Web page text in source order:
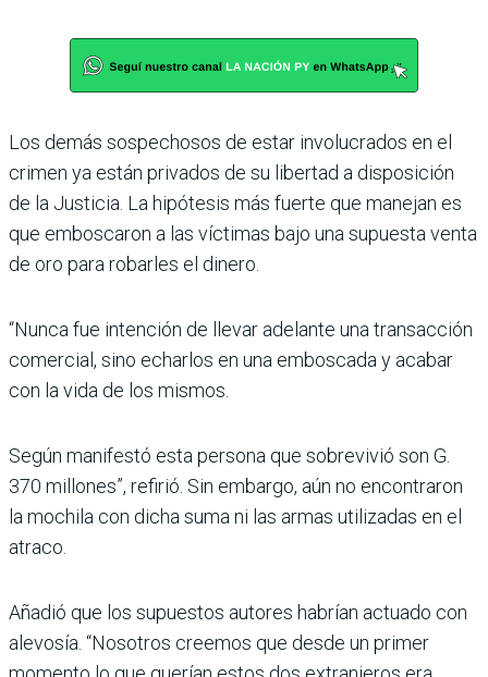
Los demás sospechosos de estar involucrados en el
crimen ya están privados de su libertad a disposición
de la Justicia. La hipótesis más fuerte que manejan es
que emboscaron a las víctimas bajo una supuesta venta
de oro para robarles el dinero.
“Nunca fue intención de llevar adelante una transacción
comercial, sino echarlos en una emboscada y acabar
con la vida de los mismos.
Según manifestó esta persona que sobrevivió son G.
370 millones”, refirió. Sin embargo, aún no encontraron
la mochila con dicha suma ni las armas utilizadas en el
atraco.
Añadió que los supuestos autores habrían actuado con
alevosía. “Nosotros creemos que desde un primer